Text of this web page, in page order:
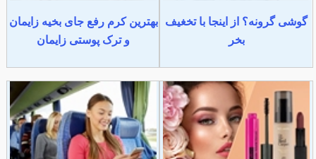
گوشی گرونه؟ از اینجا با تخغیف
بخر
بهترین کرم رفع جای بخیه زایمان
و ترک پوستی زایمان